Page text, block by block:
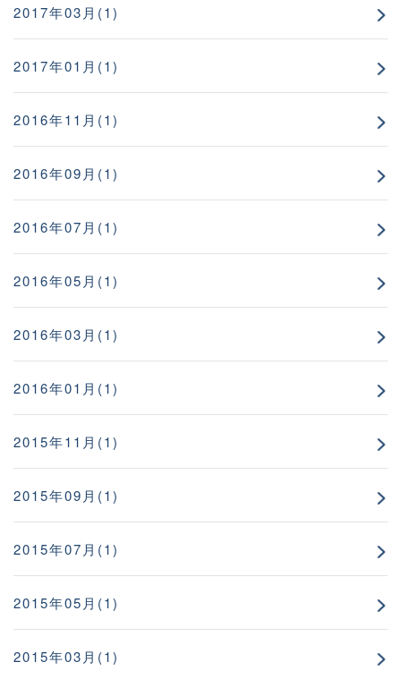
2017年03月(1)
2017年01月(1)
2016年11月(1)
2016年09月(1)
2016年07月(1)
2016年05月(1)
2016年03月(1)
2016年01月(1)
2015年11月(1)
2015年09月(1)
2015年07月(1)
2015年05月(1)
2015年03月(1)